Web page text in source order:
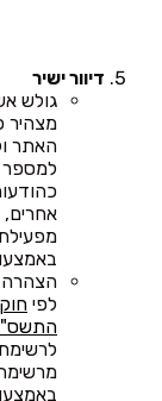
דיוור ישיר
גולש
מצהיר
האתר
למספר
הצהרה
לפי